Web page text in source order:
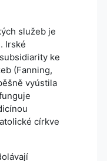
služeb je
Irské
ke
(Fanning,
vyústila
církve